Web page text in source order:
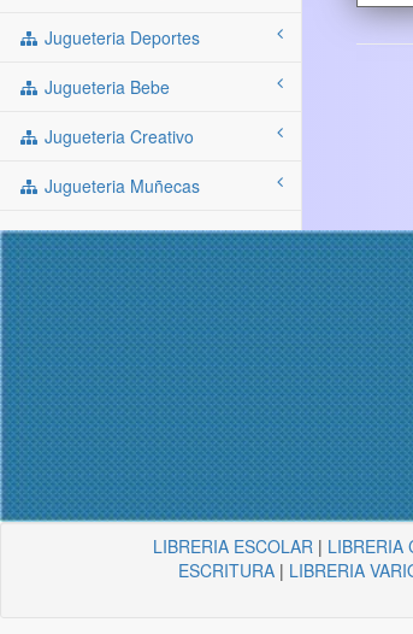
Jugueteria Deportes
Jugueteria Bebe
Jugueteria Creativo
Jugueteria Muñecas
LIBRERIA ESCOLAR | LIBRERIA
ESCRITURA| LIBRERIA